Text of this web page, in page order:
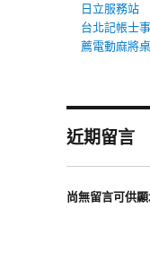
日立服務站
台北記帳士
薦電動麻將桌
近期留言
尚無留言可供顯